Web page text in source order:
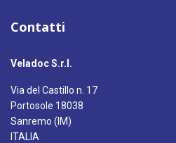
Contatti
Veladoc S.r.l.
Via del Castillo n. 17
Portosole 18038
Sanremo (IM)
ITALIA